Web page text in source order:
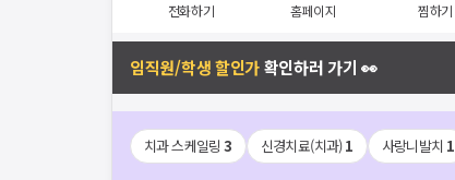
전화하기 홈페이지 찜하기
임직원/학생 할인가확인하러 가기 👀
치과 스케일링 3 신경치료(치과)1 사랑니발치 1